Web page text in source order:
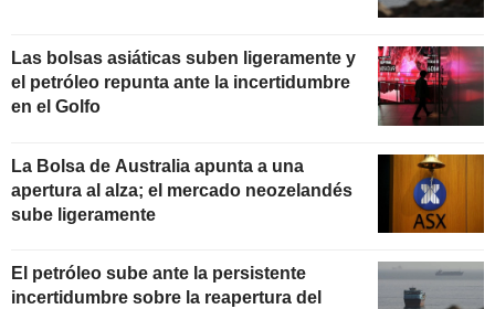
Las bolsas asiáticas suben ligeramente y
el petróleo repunta ante la incertidumbre
en el Golfo
La Bolsa de Australia apunta a una
apertura al alza; el mercado neozelandés
sube ligeramente
El petróleo sube ante la persistente
incertidumbre sobre la reapertura del